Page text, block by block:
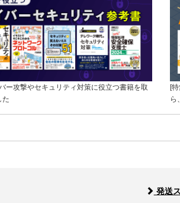
ー攻撃やセキュリティ対策に役立つ書籍を取
た
[
ら
発送